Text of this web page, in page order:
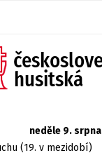
neděle 9. srpna
(19. v mezidobí)